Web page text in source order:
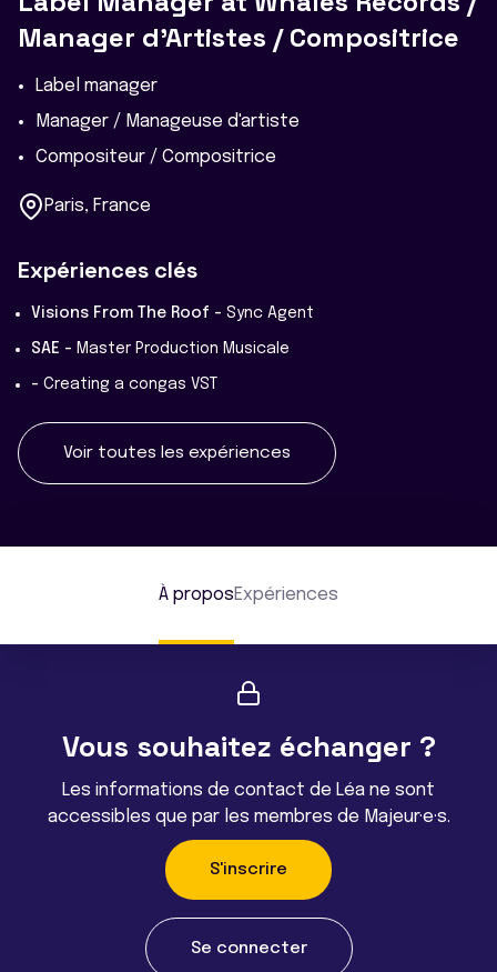
Manager d'Artistes / Compositrice
Label manager
Manager / Manageuse d'artiste
Compositeur / Compositrice
Paris, France
Expériences clés
Visions From The Roof - Sync Agent
SAE - Master Production Musicale
- Creating a congas VST
Voir toutes les expériences
À proposExpériences
Vous souhaitez échanger ?
Les informations de contact de Léa ne sont
accessibles que par les membres de Majeur·e·s.
S'inscrire
Se connecter